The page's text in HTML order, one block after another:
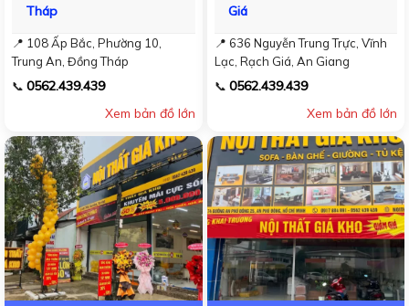
Tháp
📍 108 Ấp Bắc, Phường 10,
Trung An, Đồng Tháp
📞 0562.439.439
Xem bản đồ lớn
Giá
📍 636 Nguyễn Trung Trực, Vĩnh
Lạc, Rạch Giá, An Giang
📞 0562.439.439
Xem bản đồ lớn